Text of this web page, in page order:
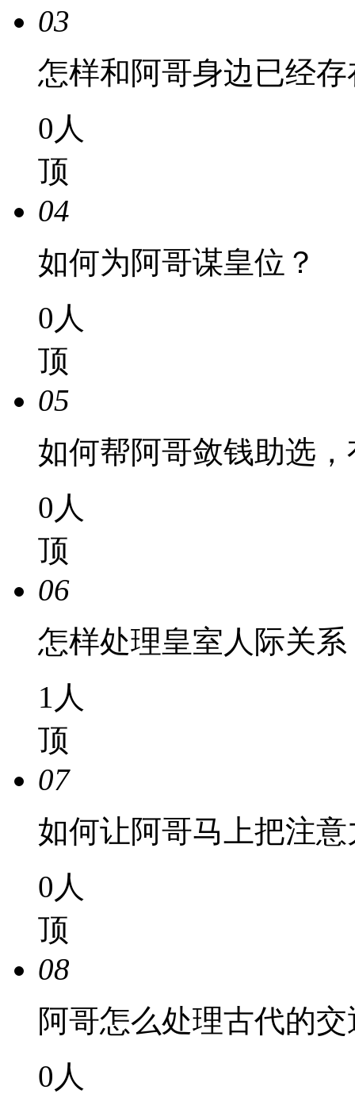
03
怎样和阿哥身边已经
0 人
顶
04
如何为阿哥谋皇位？
0 人
顶
05
如何帮阿哥敛钱助选
0 人
顶
06
怎样处理皇室人际关系
1 人
顶
07
如何让阿哥马上把注
0 人
顶
08
阿哥怎么处理古代的
0 人